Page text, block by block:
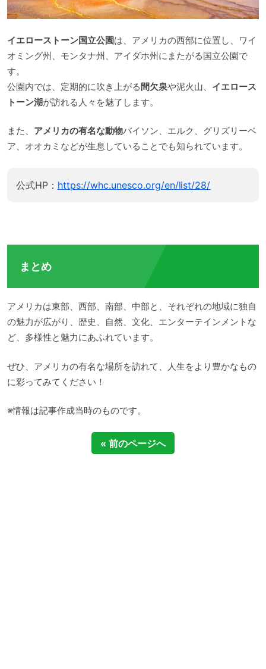
イエローストーン国立公園は、アメリカの西部に位置し、ワイ
オミング州、モンタナ州、アイダホ州にまたがる国立公園で
す。
公園内では、定期的に吹き上がる間欠泉や泥火山、 イエロース
トーン湖が訪れる人々を魅了します。
また、 アメリカの有名な動物バイソン、エルク、グリズリーベ
ア、オオカミなどが生息していることでも知られています。
公式HP： https://whc.unesco.org/en/list/28/
まとめ
アメリカは東部、西部、南部、中部と、それぞれの地域に独自
の魅力が広がり、歴史、自然、文化、エンターテインメントな
ど、多様性と魅力にあふれています。
ぜひ、アメリカの有名な場所を訪れて、人生をより豊かなもの
に彩ってみてください！
※情報は記事作成当時のものです。
« 前のページへ